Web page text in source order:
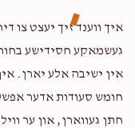
$10.00
איך ווענד זיך יעצט צו
געשמאקע חסידישע
אין ישיבה אלע יארן.
חומש סעודות אדער
חתן געווארן, און ער